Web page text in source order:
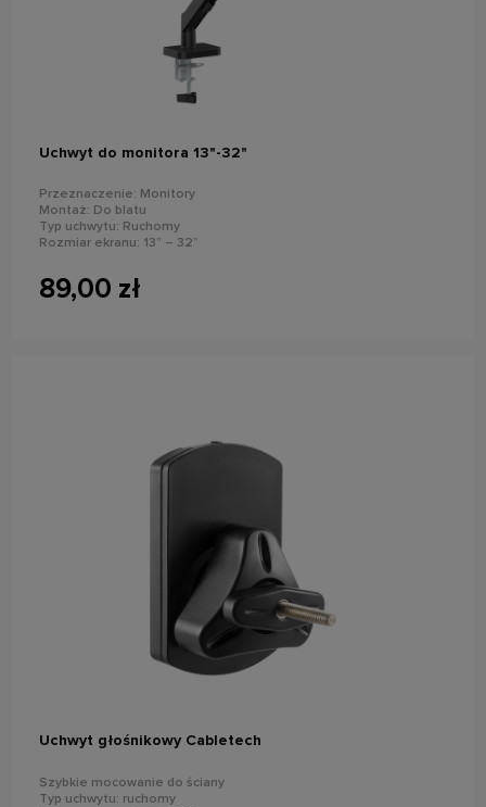
Uchwyt do monitora 13"-32"
Przeznaczenie: Monitory
Montaż: Do blatu
Typ uchwytu: Ruchomy
Rozmiar ekranu: 13” – 32”
Standard VESA: 75x75, 100x100
89,00 zł
do koszyka
Uchwyt głośnikowy Cabletech
Szybkie mocowanie do ściany
Typ uchwytu: ruchomy
do koszyka